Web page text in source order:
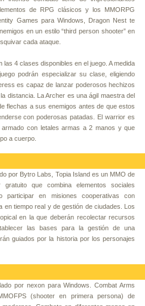
de RPG clásicos y los MMORPG
Games para Windows, Dragon Nest te
en un estilo “third person shooter” en
cada ataque.
4 clases disponibles en el juego. A medida
podrán especializar su clase, eligiendo
es capaz de lanzar poderosos hechizos
distancia. La Archer es una ágil maestra del
flechas a sus enemigos antes de que estos
con poderosas patadas. El warrior es
con letales armas a 2 manos y que
a cuerpo.
por Bytro Labs, Topia Island es un MMO de
gratuito que combina elementos sociales
en misiones cooperativas con
tiempo real y de gestión de ciudades. Los
en la que deberán recolectar recursos
las bases para la gestión de una
guiados por la historia por los personajes
por nexon para Windows. Combat Arms
(shooter en primera persona) de